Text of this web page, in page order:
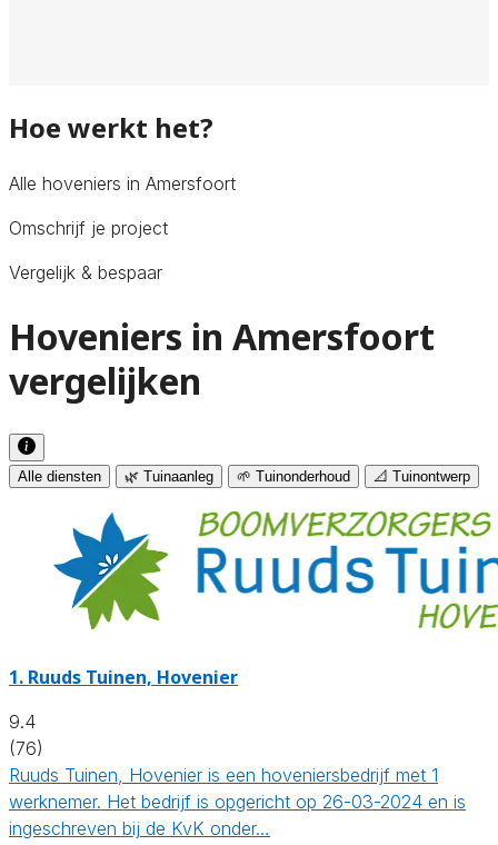
Hoe werkt het?
Alle hoveniers in Amersfoort
Omschrijf je project
Vergelijk & bespaar
Hoveniers in Amersfoort
vergelijken
Alle diensten 🌿 Tuinaanleg 🌱 Tuinonderhoud 📐 Tuinontwerp
1. Ruuds Tuinen, Hovenier
9.4
(76)
Ruuds Tuinen, Hovenier is een hoveniersbedrijf met 1
werknemer. Het bedrijf is opgericht op 26-03-2024 en is
ingeschreven bij de KvK onder…